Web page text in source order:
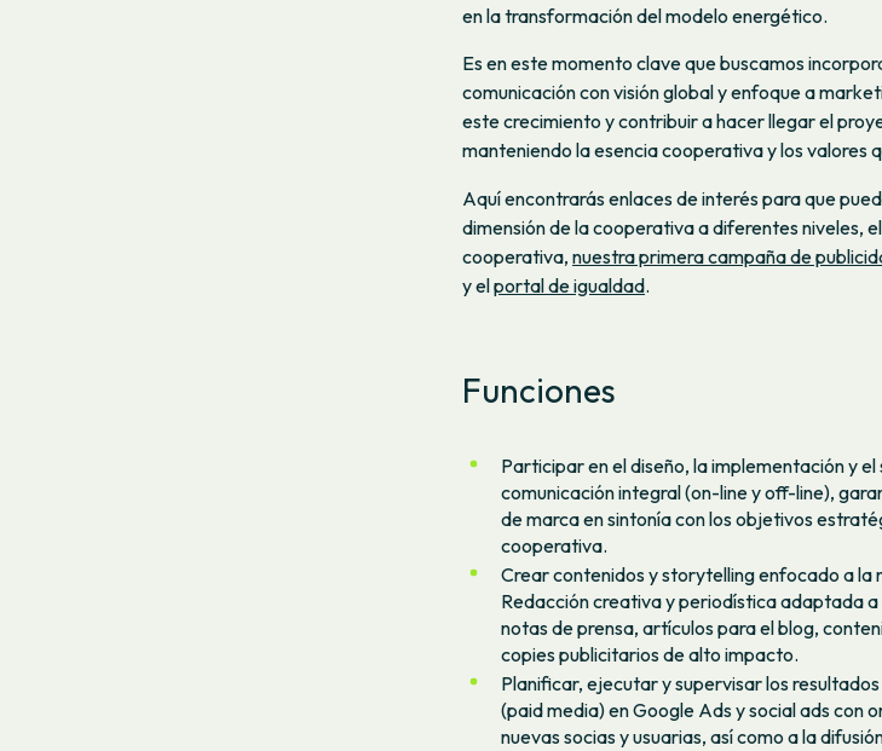
en la transformación del modelo energético.
Es en este momento clave que buscamos
comunicación con visión global y enfoque a
este crecimiento y contribuir a hacer llegar el
manteniendo la esencia cooperativa y los valores
Aquí encontrarás enlaces de interés para que
dimensión de la cooperativa a diferentes niveles, el
cooperativa, nuestra primera campaña de
y elportal de igualdad.
Funciones
Participar en el diseño, la implementación y
comunicación integral (on-line y off-line),
de marca en sintonía con los objetivos
cooperativa.
Crear contenidos y storytelling enfocado a la
Redacción creativa y periodística adaptada
notas de prensa, artículos para el blog,
copies publicitarios de alto impacto.
Planificar, ejecutar y supervisar los
(paid media) en Google Ads y social ads con
nuevas socias y usuarias, así como a la